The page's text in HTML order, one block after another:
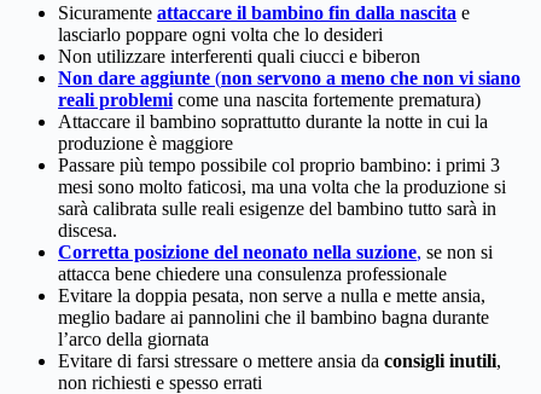
Sicuramente attaccare il bambino fin dalla nascita e
lasciarlo poppare ogni volta che lo desideri
Non utilizzare interferenti quali ciucci e biberon
Non dare aggiunte (non servono a meno che non vi siano
reali problemi come una nascita fortemente prematura)
Attaccare il bambino soprattutto durante la notte in cui la
produzione è maggiore
Passare più tempo possibile col proprio bambino: i primi 3
mesi sono molto faticosi, ma una volta che la produzione si
sarà calibrata sulle reali esigenze del bambino tutto sarà in
discesa.
Corretta posizione del neonato nella suzione, se non si
attacca bene chiedere una consulenza professionale
Evitare la doppia pesata, non serve a nulla e mette ansia,
meglio badare ai pannolini che il bambino bagna durante
l’arco della giornata
Evitare di farsi stressare o mettere ansia da consigli inutili,
non richiesti e spesso errati